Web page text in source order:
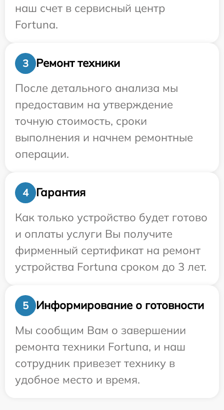
наш счет в сервисный центр
Fortuna.
3
Ремонт техники
После детального анализа мы
предоставим на утверждение
точную стоимость, сроки
выполнения и начнем ремонтные
операции.
4
Гарантия
Как только устройство будет готово
и оплаты услуги Вы получите
фирменный сертификат на ремонт
устройства Fortuna сроком до 3 лет.
5
Информирование о готовности
Мы сообщим Вам о завершении
ремонта техники Fortuna, и наш
сотрудник привезет технику в
удобное место и время.